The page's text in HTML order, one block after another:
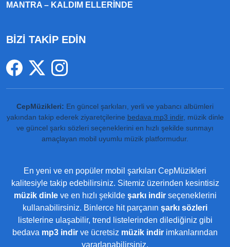
MANTRA – KALDIM ELLERINDE
BİZİ TAKİP EDİN
CepMüzikleri: En güncel şarkıları, yerli ve yabancı albümleri
yakından takip ederek ziyaretçilerine bedava mp3 indir, müzik dinle
ve güncel şarkı sözleri seçeneklerini en hızlı şekilde sunmayı
amaçlayan mobil uyumlu müzik platformudur.
En yeni ve en popüler mobil şarkıları CepMüzikleri
kalitesiyle takip edebilirsiniz. Sitemiz üzerinden kesintisiz
müzik dinleve en hızlı şekilde şarkı indirseçeneklerini
kullanabilirsiniz. Binlerce hit parçanın şarkı sözleri
listelerine ulaşabilir, trend listelerinden dilediğiniz gibi
bedava mp3 indir ve ücretsiz müzik indir imkanlarından
yararlanabilirsiniz.